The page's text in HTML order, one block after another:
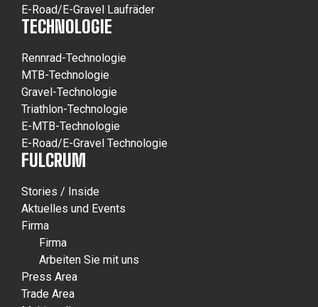
E-Road/E-Gravel Laufräder
TECHNOLOGIE
Rennrad-Technologie
MTB-Technologie
Gravel-Technologie
Triathlon-Technologie
E-MTB-Technologie
E-Road/E-Gravel Technologie
FULCRUM
Stories / Inside
Aktuelles und Events
Firma
Firma
Arbeiten Sie mit uns
Press Area
Trade Area